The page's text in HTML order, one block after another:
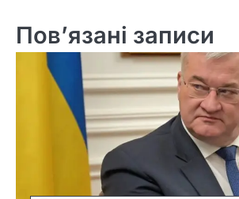
Пов’язані записи